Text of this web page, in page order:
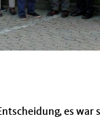
es war